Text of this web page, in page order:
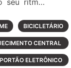
seu ritmo.
precisa
tempo.
BICICLETÁRIO
CENTRAL
PORTÃO ELETRÔNICO